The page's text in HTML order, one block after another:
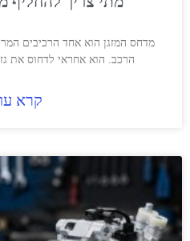
מדחס המזגן הוא אחד הרכיבים
הרכב. הוא אחראי לדחוס את גז
קרא